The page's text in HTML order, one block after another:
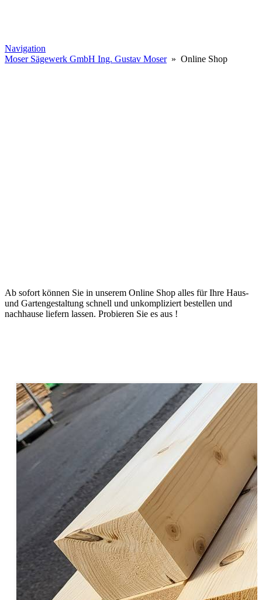
Navigation
Moser Sägewerk GmbH Ing. Gustav Moser» Online Shop
Ab sofort können Sie in unserem Online Shop alles für Ihre Haus-
und Gartengestaltung schnell und unkompliziert bestellen und
nachhause liefern lassen. Probieren Sie es aus !